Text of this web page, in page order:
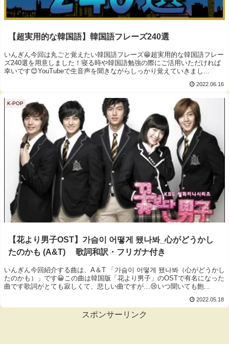
【超実用的な韓国語】韓国語フレーズ240選
いんぎん今回は丸ごと覚えたい韓国語フレーズ😁超実用的な韓国語フレー
ズ240選を用意しました！寝る時や韓国語勉強の際にご活用いただければ
幸いです😊YouTubeで生音声を聞きながらしっかり覚えていきまし...
2022.06.16
K-POP
【花より男子OST】가슴이 어떻게 됐나봐_心がどうかし
たのかも (A&T) 歌詞和訳・フリガナ付き
いんぎん今回紹介する曲は、A＆T 「가슴이 어떻게 됐나봐（心がどうかし
たのかも）」です😀この曲は韓国版「花より男子」のOSTで有名になった
曲です歌詞がとても寂しくて、悲しい曲ですが…😢いつ聞いても飽...
2022.05.18
スポンサーリンク